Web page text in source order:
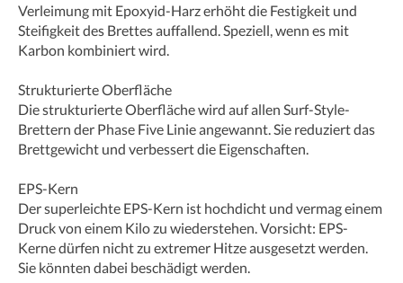
Verleimung mit Epoxyid-Harz erhöht die Festigkeit und
Steifigkeit des Brettes auffallend. Speziell, wenn es mit
Karbon kombiniert wird.
Strukturierte Oberfläche
Die strukturierte Oberfläche wird auf allen Surf-Style-
Brettern der Phase Five Linie angewannt. Sie reduziert das
Brettgewicht und verbessert die Eigenschaften.
EPS-Kern
Der superleichte EPS-Kern ist hochdicht und vermag einem
Druck von einem Kilo zu wiederstehen. Vorsicht: EPS-
Kerne dürfen nicht zu extremer Hitze ausgesetzt werden.
Sie könnten dabei beschädigt werden.